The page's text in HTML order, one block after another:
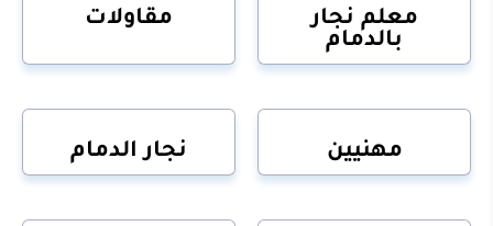
معلم نجار
بالدمام
مقاولات
مهنيين نجار الدمام